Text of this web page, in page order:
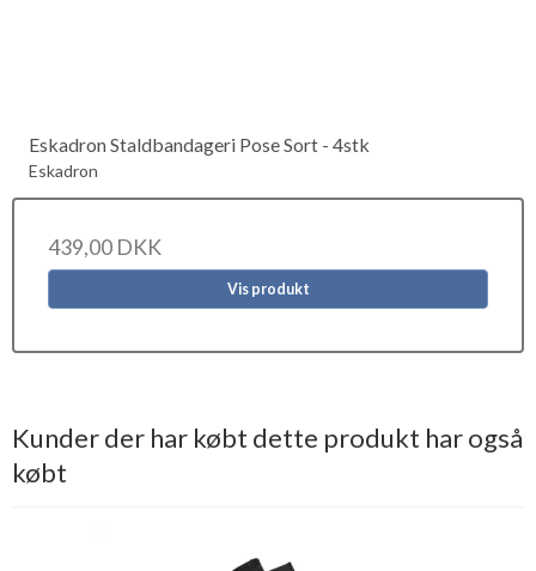
Eskadron Staldbandageri Pose Sort - 4stk
Eskadron
439,00 DKK
Vis produkt
Kunder der har købt dette produkt har også
købt